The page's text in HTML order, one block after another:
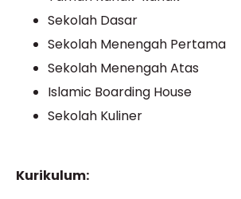
Sekolah Dasar
Sekolah Menengah Pertama
Sekolah Menengah Atas
Islamic Boarding House
Sekolah Kuliner
Kurikulum: